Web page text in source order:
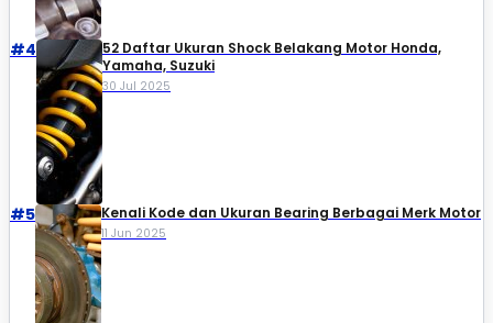
#4
52 Daftar Ukuran Shock Belakang Motor Honda,
Yamaha, Suzuki​
30 Jul 2025
#5 Kenali Kode dan Ukuran Bearing Berbagai Merk Motor
11 Jun 2025